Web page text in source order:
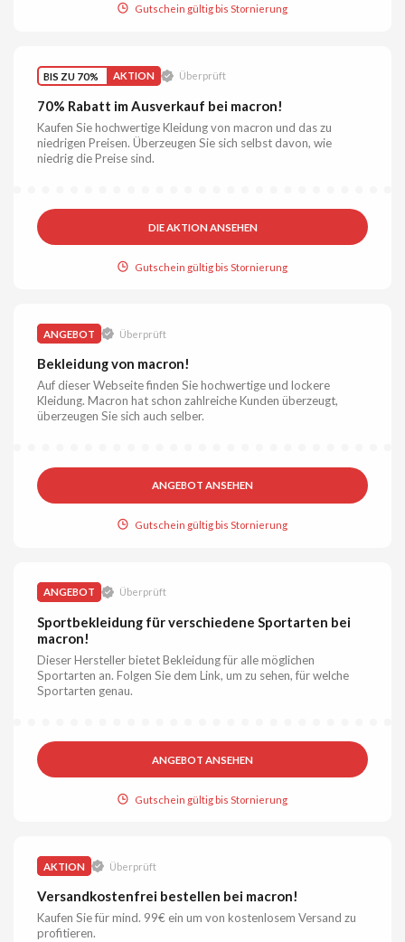
Gutschein gültig bis Stornierung
BIS ZU 70% AKTION Überprüft
70% Rabatt im Ausverkauf bei macron!
Kaufen Sie hochwertige Kleidung von macron und das zu
niedrigen Preisen. Überzeugen Sie sich selbst davon, wie
niedrig die Preise sind.
DIE AKTION ANSEHEN
Gutschein gültig bis Stornierung
ANGEBOT Überprüft
Bekleidung von macron!
Auf dieser Webseite finden Sie hochwertige und lockere
Kleidung. Macron hat schon zahlreiche Kunden überzeugt,
überzeugen Sie sich auch selber.
ANGEBOT ANSEHEN
Gutschein gültig bis Stornierung
ANGEBOT Überprüft
Sportbekleidung für verschiedene Sportarten bei
macron!
Dieser Hersteller bietet Bekleidung für alle möglichen
Sportarten an. Folgen Sie dem Link, um zu sehen, für welche
Sportarten genau.
ANGEBOT ANSEHEN
Gutschein gültig bis Stornierung
AKTION Überprüft
Versandkostenfrei bestellen bei macron!
Kaufen Sie für mind. 99€ ein um von kostenlosem Versand zu
profitieren.